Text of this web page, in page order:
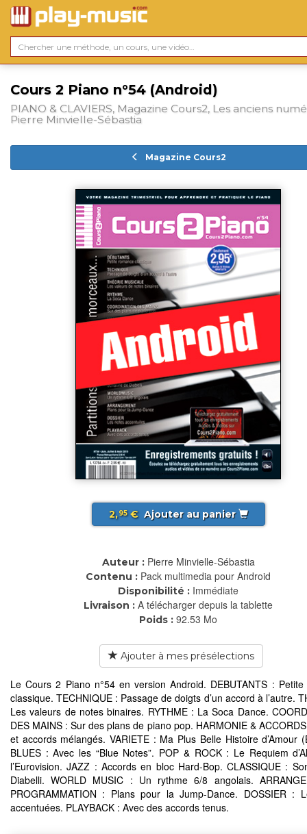
Cours 2 Piano n°54 (Android)
PIANO & CLAVIERS, Magazine Cours2, Les anciens
Pierre Minvielle-Sébastia
Magazine Cours2
2,95€ Ajouter au panier
Auteur : Pierre Minvielle-Sébastia
Contenu : Pack multimedia pour Android
Disponibilité : Immédiate
Livraison : A télécharger depuis la tablette
Poids : 92.53 Mo
Ajouter à mes présélections
Le Cours 2 Piano n°54 en version Android. DEBUTANTS : Petite
classique. TECHNIQUE : Passage de doigts d’un accord à l’autre.
Les valeurs de notes binaires. RYTHME : La Soca Dance.
DES MAINS : Sur des plans de piano pop. HARMONIE &
et accords mélangés. VARIETE : Ma Plus Belle Histoire d’Amour
BLUES : Avec les “Blue Notes”. POP & ROCK : Le Requiem
l’Eurovision. JAZZ : Accords en bloc Hard-Bop. CLASSIQUE :
Diabelli. WORLD MUSIC : Un rythme 6/8 angolais.
PROGRAMMATION : Plans pour la Jump-Dance. DOSSIER :
accentuées. PLAYBACK : Avec des accords tenus.